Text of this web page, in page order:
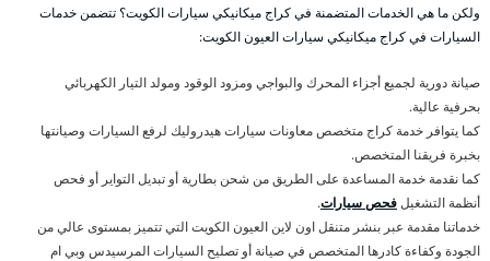
ولكن ما هي الخدمات المتضمنة في كراج ميكانيكي سيارات الكويت؟ تتضمن خدمات
السيارات في كراج ميكانيكي سيارات العيون الكويت:
صيانة دورية لجميع أجزاء المحرك والبواجي ومزود الوقود ومولد التيار الكهربائي
بحرفية عالية.
كما يتوافر خدمة كراج متخصص معاونات سيارات هيدروليك لرفع السيارات وصيانتها
بخبرة فريقنا المتخصص.
كما نقدمة خدمة المساعدة على الطريق من شحن بطارية أو تبديل التواير أو فحص
أنظمة التشغيلفحص سيارات.
خدماتنا مقدمة عبر بنشر متنقل اون لاين العيون الكويت التي تتميز بمستوى عالي من
الجودة وكفاءة كادرها المتخصص في صيانة أو تصليح السيارات المرسيدس وبي ام